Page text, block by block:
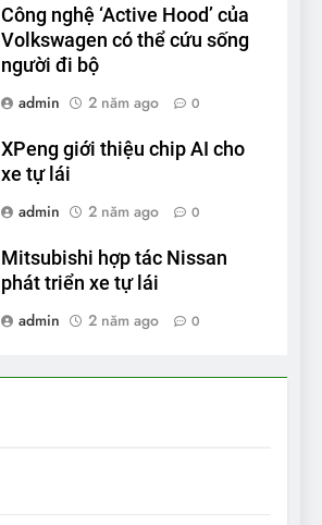
Công nghệ ‘Active Hood’ của
Volkswagen có thể cứu sống
người đi bộ
admin
2 năm ago 0
XPeng giới thiệu chip AI cho
xe tự lái
admin
2 năm ago 0
Mitsubishi hợp tác Nissan
phát triển xe tự lái
admin
2 năm ago 0